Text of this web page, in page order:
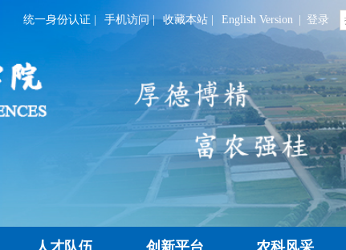
统一身份认证 手机访问| 收藏本站 English Version 登录
人才队伍 创新平台 农科风采